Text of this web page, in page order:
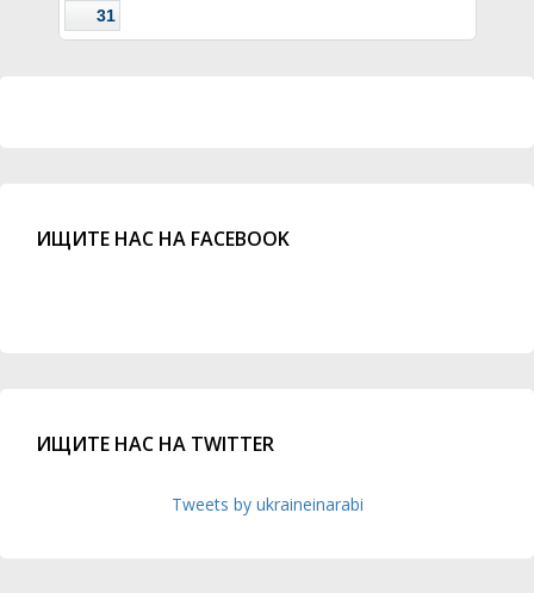
31
ИЩИТЕ НАС НА FACEBOOK
ИЩИТЕ НАС НА TWITTER
Tweets by ukraineinarabi